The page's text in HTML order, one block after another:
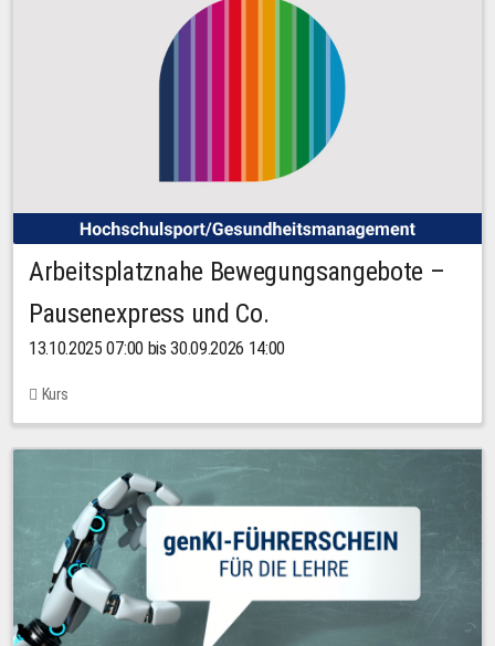
Arbeitsplatznahe Bewegungsangebote –
Pausenexpress und Co.
13.10.2025 07:00 bis 30.09.2026 14:00
Kurs